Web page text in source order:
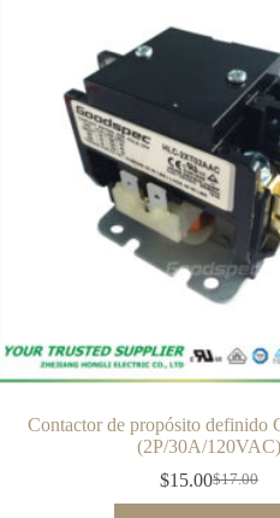
Contactor de propósito
(2P/30A/120VAC)
$17.00
$15.00